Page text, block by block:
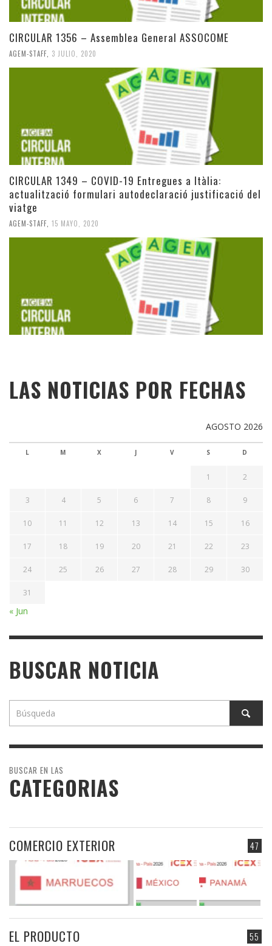
CIRCULAR 1356 – Assemblea General ASSOCOME
AGEM-STAFF 3 JULIO, 2020
CIRCULAR 1349 – COVID-19 Entregues a Itàlia:
actualització formulari autodeclaració justificació del
viatge
AGEM-STAFF 15 MAYO, 2020
LAS NOTICIAS POR FECHAS
AGOSTO 2026
L M X J V S D
1 2
3 4 5 6 7 8 9
10 11 12 13 14 15 16
17 18 19 20 21 22 23
24 25 26 27 28 29 30
31
« Jun
BUSCAR NOTICIA
BUSCAR EN LAS
CATEGORIAS
47
COMERCIO EXTERIOR
55
EL PRODUCTO